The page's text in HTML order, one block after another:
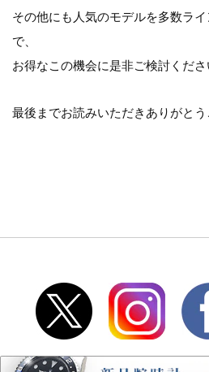
その他にも人気のモデルを多数ラ
で、
お得なこの機会に是非ご検討くださ
最後までお読みいただきありがとう